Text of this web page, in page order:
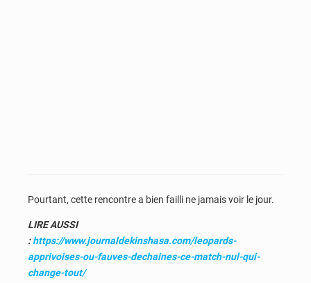
Pourtant, cette rencontre a bien failli ne jamais voir le jour.
LIRE AUSSI
:https://www.journaldekinshasa.com/leopards-
apprivoises-ou-fauves-dechaines-ce-match-nul-qui-
change-tout/